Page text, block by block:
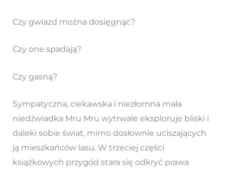
Czy gwiazd można dosięgnąć?
Czy one spadają?
Czy gasną?
Sympatyczna, ciekawska i niezłomna mała
niedźwiadka Mru Mru wytrwale eksploruje bliski i
daleki sobie świat, mimo dosłownie uciszających
ją mieszkańców lasu. W trzeciej części
książkowych przygód stara się odkryć prawa